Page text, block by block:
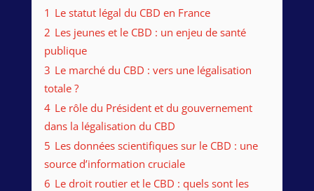
1 Le statut légal du CBD en France
2 Les jeunes et le CBD : un enjeu de santé
publique
3 Le marché du CBD : vers une légalisation
totale ?
4 Le rôle du Président et du gouvernement
dans la légalisation du CBD
5 Les données scientifiques sur le CBD : une
source d’information cruciale
6 Le droit routier et le CBD : quels sont les